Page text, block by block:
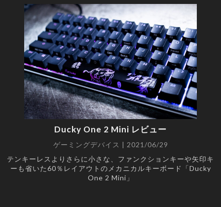
Ducky One 2 Mini レビュー
ゲーミングデバイス | 2021/06/29
テンキーレスよりさらに小さな、ファンクションキーや矢印キ
ーも省いた60％レイアウトのメカニカルキーボード「Ducky
One 2 Mini」